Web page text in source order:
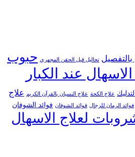
تحاليل قبل الحقن المجهري حبوب
عند الكبار
علاج الكحة علاج النسيان بالقرآن الكريم علاج
فوائد الرمان للرجال فوائد الشوفان فوائد الشوفان
لعلاج الاسهال